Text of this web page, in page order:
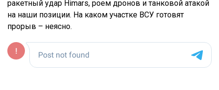
ракетный удар Himars, роем дронов и танковой атакой
на наши позиции. На каком участке ВСУ готовят
прорыв – неясно.